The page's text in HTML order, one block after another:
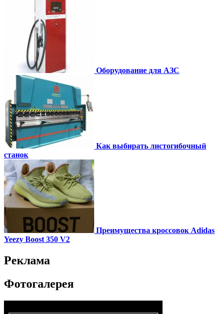
Оборудование для АЗС
Как выбирать листогибочный
станок
Преимущества кроссовок Adidas
Yeezy Boost 350 V2
Реклама
Фотогалерея